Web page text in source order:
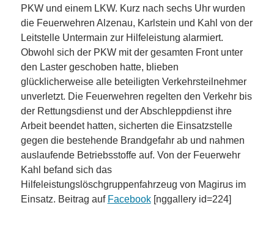
PKW und einem LKW. Kurz nach sechs Uhr wurden
die Feuerwehren Alzenau, Karlstein und Kahl von der
Leitstelle Untermain zur Hilfeleistung alarmiert.
Obwohl sich der PKW mit der gesamten Front unter
den Laster geschoben hatte, blieben
glücklicherweise alle beteiligten Verkehrsteilnehmer
unverletzt. Die Feuerwehren regelten den Verkehr bis
der Rettungsdienst und der Abschleppdienst ihre
Arbeit beendet hatten, sicherten die Einsatzstelle
gegen die bestehende Brandgefahr ab und nahmen
auslaufende Betriebsstoffe auf. Von der Feuerwehr
Kahl befand sich das
Hilfeleistungslöschgruppenfahrzeug von Magirus im
Einsatz. Beitrag auf Facebook[nggallery id=224]